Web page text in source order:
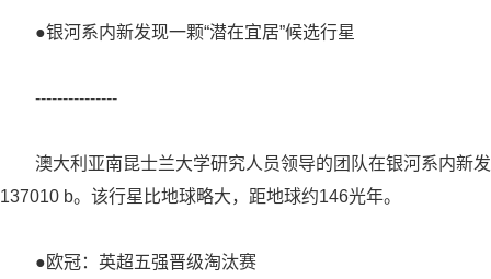
●银河系内新发现一颗“潜在宜居”候选行星
---------------
澳大利亚南昆士兰大学研究人员领导的团队在银河系内新
137010 b。该行星比地球略大，距地球约146光年。
●欧冠：英超五强晋级淘汰赛